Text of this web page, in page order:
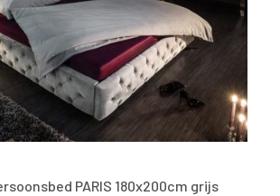
PARIS 180x200cm grijs